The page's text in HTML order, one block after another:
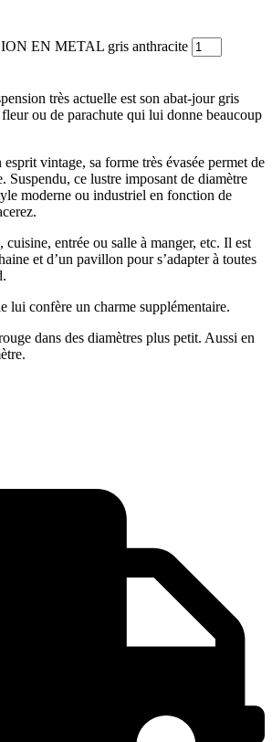
EN METAL gris anthracite
très actuelle est son abat-jour gris
ou de parachute qui lui donne beaucoup
vintage, sa forme très évasée permet de
Suspendu, ce lustre imposant de diamètre
moderne ou industriel en fonction de
cuisine, entrée ou salle à manger, etc. Il est
et d’un pavillon pour s’adapter à toutes
lui confère un charme supplémentaire.
dans des diamètres plus petit. Aussi en